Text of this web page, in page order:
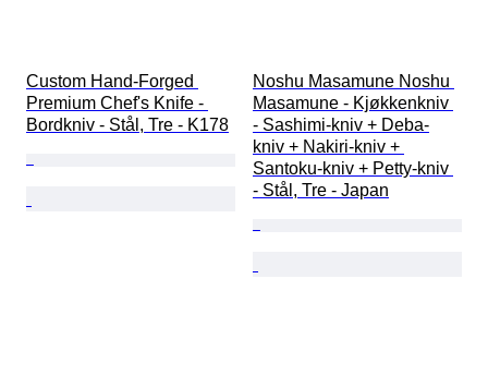
Custom Hand-Forged
Premium Chef's Knife -
Bordkniv - Stål, Tre - K178
Noshu Masamune Noshu
Masamune - Kjøkkenkniv
- Sashimi-kniv + Deba-
kniv + Nakiri-kniv +
Santoku-kniv + Petty-kniv
- Stål, Tre - Japan